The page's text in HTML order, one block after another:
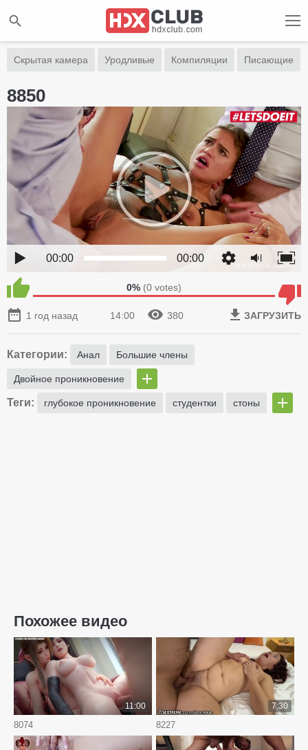
Скрытая камера Уродливые Компиляции Писающие
8850
00:00 00:00
0% (0 votes)
1 год назад 14:00 380 ЗАГРУЗИТЬ
Категории: Анал Большие члены
Двойное проникновение
Теги: глубокое проникновение студентки стоны
Похожее видео
8074
11:00
8227
7:30